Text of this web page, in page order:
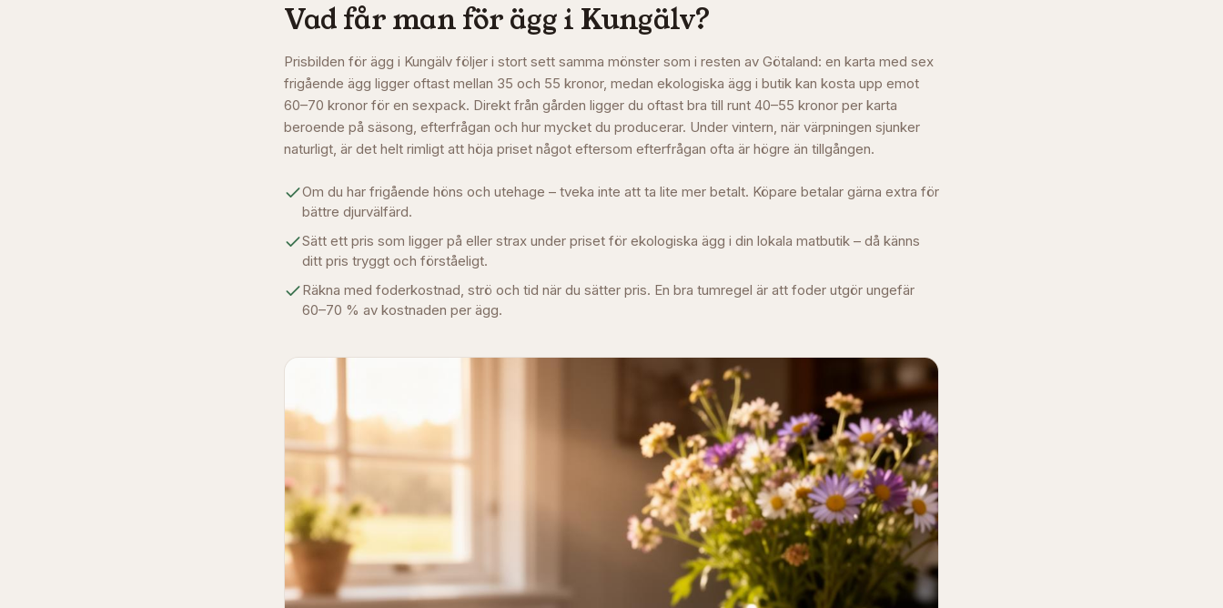
Vad får man för ägg i Kungälv?
Prisbilden för ägg i Kungälv följer i stort sett samma mönster som i resten av Götaland: en karta med sex
frigående ägg ligger oftast mellan 35 och 55 kronor, medan ekologiska ägg i butik kan kosta upp emot
60–70 kronor för en sexpack. Direkt från gården ligger du oftast bra till runt 40–55 kronor per karta
beroende på säsong, efterfrågan och hur mycket du producerar. Under vintern, när värpningen sjunker
naturligt, är det helt rimligt att höja priset något eftersom efterfrågan ofta är högre än tillgången.
Om du har frigående höns och utehage – tveka inte att ta lite mer betalt. Köpare betalar gärna extra för
bättre djurvälfärd.
Sätt ett pris som ligger på eller strax under priset för ekologiska ägg i din lokala matbutik – då känns
ditt pris tryggt och förståeligt.
Räkna med foderkostnad, strö och tid när du sätter pris. En bra tumregel är att foder utgör ungefär
60–70 % av kostnaden per ägg.